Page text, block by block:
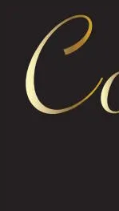
navigation
contenu